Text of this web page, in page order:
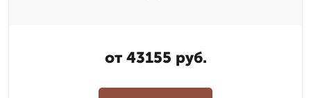
от 43155 руб.